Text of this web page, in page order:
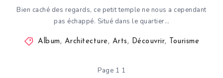
Bien caché des regards, ce petit temple ne nous a cependant
pas échappé. Situé dans le quartier…
Album, Architecture, Arts, Découvrir, Tourisme
Page 1 1